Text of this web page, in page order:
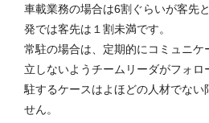
車載業務の場合は6割ぐらいが客先
発では客先は１割未満です。
常駐の場合は、定期的にコミュニケ
立しないようチームリーダがフォロ
駐するケースはよほどの人材でない
せん。